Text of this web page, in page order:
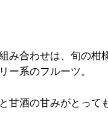
み合わせは、旬の柑
ー系のフルーツ。
甘酒の甘みがとって